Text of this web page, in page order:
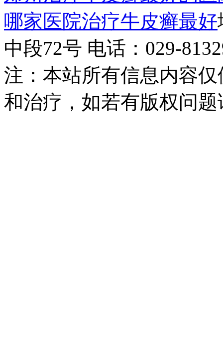
哪家医院治疗牛皮癣最好
中段72号 电话：029-
注：本站所有信息内容
和治疗，如若有版权问